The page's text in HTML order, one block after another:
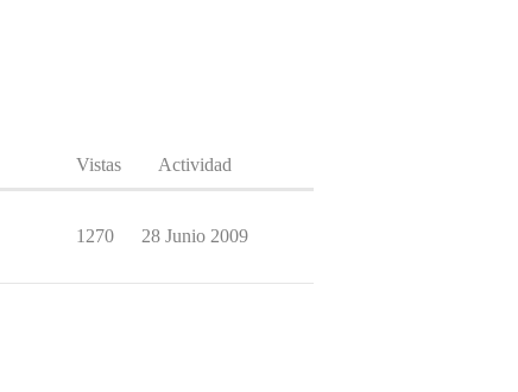
Vistas Actividad
1270 28 Junio 2009